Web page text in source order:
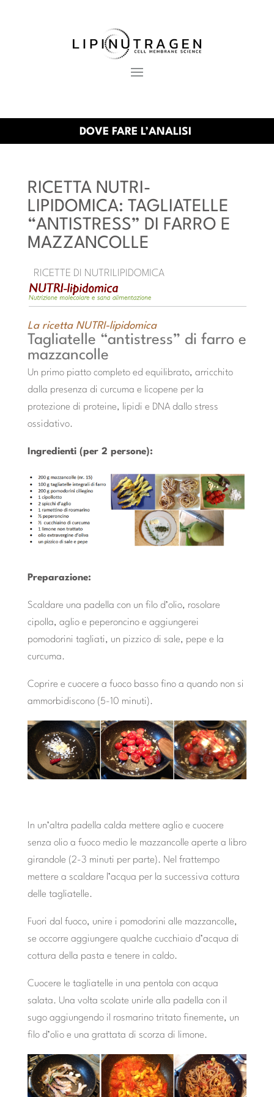
DOVE FARE L’ANALISI
RICETTA NUTRI-
LIPIDOMICA: TAGLIATELLE
“ANTISTRESS” DI FARRO E
MAZZANCOLLE
RICETTE DI NUTRILIPIDOMICA
La ricetta NUTRI-lipidomica
Tagliatelle “antistress” di farro e
mazzancolle
Un primo piatto completo ed equilibrato, arricchito
dalla presenza di curcuma e licopene per la
protezione di proteine, lipidi e DNA dallo stress
ossidativo.
Ingredienti (per 2 persone):
Preparazione:
Scaldare una padella con un filo d’olio, rosolare
cipolla, aglio e peperoncino e aggiungerei
pomodorini tagliati, un pizzico di sale, pepe e la
curcuma.
Coprire e cuocere a fuoco basso fino a quando non si
ammorbidiscono (5-10 minuti).
In un’altra padella calda mettere aglio e cuocere
senza olio a fuoco medio le mazzancolle aperte a libro
girandole (2-3 minuti per parte). Nel frattempo
mettere a scaldare l’acqua per la successiva cottura
delle tagliatelle.
Fuori dal fuoco, unire i pomodorini alle mazzancolle,
se occorre aggiungere qualche cucchiaio d’acqua di
cottura della pasta e tenere in caldo.
Cuocere le tagliatelle in una pentola con acqua
salata. Una volta scolate unirle alla padella con il
sugo aggiungendo il rosmarino tritato finemente, un
filo d’olio e una grattata di scorza di limone.